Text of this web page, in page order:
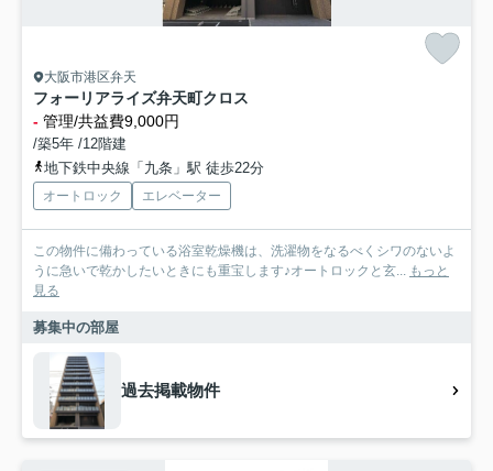
大阪市港区弁天
フォーリアライズ弁天町クロス
- 管理/共益費9,000円
/築5年 /12階建
地下鉄中央線「九条」駅 徒歩22分
オートロック エレベーター
この物件に備わっている浴室乾燥機は、洗濯物をなるべくシワのないよ
うに急いで乾かしたいときにも重宝します♪オートロックと玄... もっと
見る
募集中の部屋
過去掲載物件